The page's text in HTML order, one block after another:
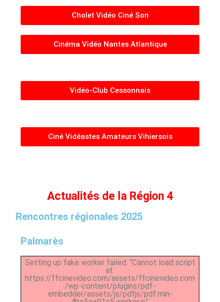
Cholet Vidéo Ciné Son
Cinéma Vidéo Nantes Atlantique
Vidéo-Club Cessonnais
Ciné Vidéastes Amateurs Vihiersois
Actualités de la Région 4
Rencontres régionales 2025
Palmarès
Setting up fake worker failed: "Cannot load script
at:
https://ffcinevideo.com/assets/ffcinevideo.com
/wp-content/plugins/pdf-
embedder/assets/js/pdfjs/pdf.min-